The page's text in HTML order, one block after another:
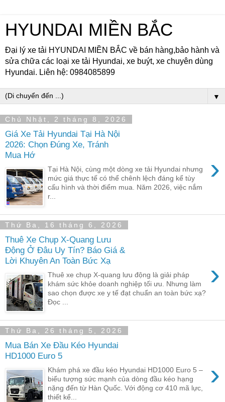
HYUNDAI MIỀN BẮC
Đại lý xe tải HYUNDAI MIỀN BẮC về bán hàng,bảo hành và
sửa chữa các loại xe tải Hyundai, xe buýt, xe chuyên dùng
Hyundai. Liên hệ: 0984085899
▼
Chủ Nhật, 2 tháng 8, 2026
Giá Xe Tải Hyundai Tại Hà Nội
2026: Chọn Đúng Xe, Tránh
Mua Hớ
›
Tại Hà Nội, cùng một dòng xe tải Hyundai nhưng
mức giá thực tế có thể chênh lệch đáng kể tùy
cấu hình và thời điểm mua. Năm 2026, việc nắm
r...
Thứ Ba, 16 tháng 6, 2026
Thuê Xe Chụp X-Quang Lưu
Động Ở Đâu Uy Tín? Báo Giá &
Lời Khuyên An Toàn Bức Xạ
›
Thuê xe chụp X-quang lưu động là giải pháp
khám sức khỏe doanh nghiệp tối ưu. Nhưng làm
sao chọn được xe y tế đạt chuẩn an toàn bức xạ?
Đọc ...
Thứ Ba, 26 tháng 5, 2026
Mua Bán Xe Đầu Kéo Hyundai
HD1000 Euro 5
›
Khám phá xe đầu kéo Hyundai HD1000 Euro 5 –
biểu tượng sức mạnh của dòng đầu kéo hạng
nặng đến từ Hàn Quốc. Với động cơ 410 mã lực,
thiết kế...